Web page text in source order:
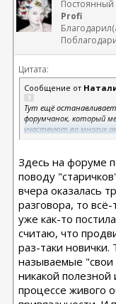
Постоянный
Profi
Цитата:
Сообщение от
Тут ещё
форумчанок, который
участвуют во многих
чувствуешь себя чужой
Здесь на форуме
поводу
вчера оказалась
разговора, то
уже как-то
считаю, что
раз-таки новички.
называемые "свои
никакой
процессе живого